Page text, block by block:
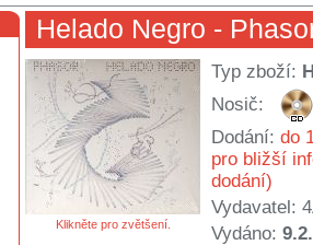
Helado Negro -
Klikněte pro zvětšení.
Typ zboží:
Nosič:
Dodání: do
pro bližší
dodání)
Vydavatel:
Vydáno: